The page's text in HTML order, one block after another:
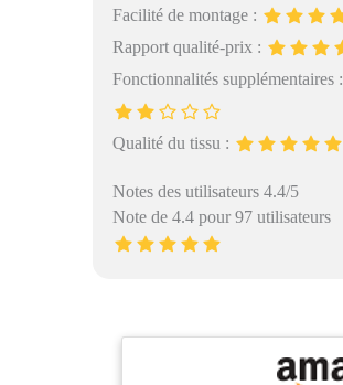
Facilité de montage :
Rapport qualité-prix :
Fonctionnalités supplémentaires :
Qualité du tissu :
Notes des utilisateurs 4.4/5
Note de 4.4 pour 97 utilisateurs